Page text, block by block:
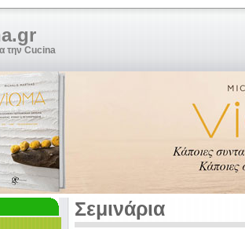
την Cucina
Σεμινάρια